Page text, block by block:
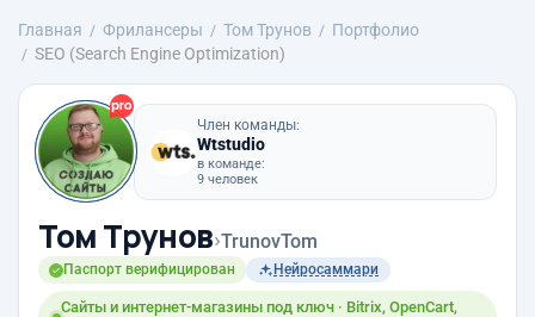
Главная Фрилансеры Том Трунов
Портфолио
SEO (Search Engine Optimization)
Член команды:
Wtstudio
в команде:
9 человек
Том Трунов›TrunovTom
Паспорт верифицирован Нейросаммари
Сайты и интернет-магазины под ключ · Bitrix, OpenCart,